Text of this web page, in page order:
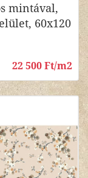
mintával,
60x120
22 500 Ft/m2